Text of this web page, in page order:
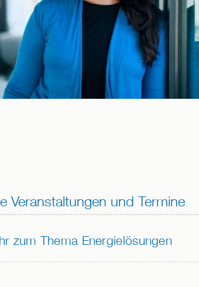
Veranstaltungen und Termine
zum Thema Energielösungen